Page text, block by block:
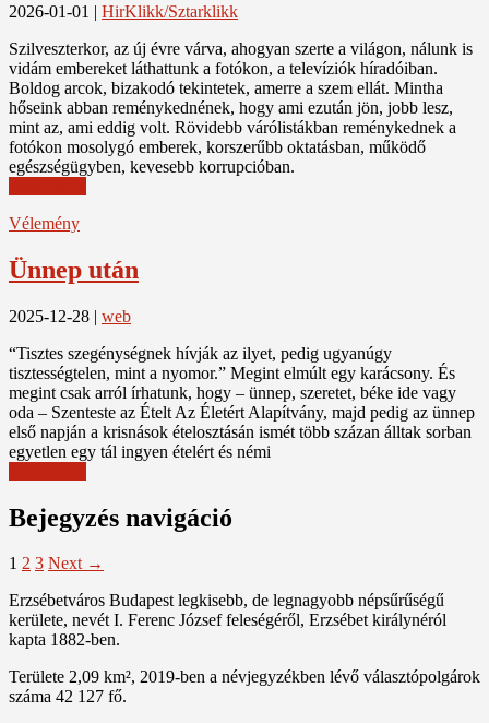
2026-01-01 | HirKlikk/Sztarklikk
Szilveszterkor, az új évre várva, ahogyan szerte a világon, nálunk is
vidám embereket láthattunk a fotókon, a televíziók híradóiban.
Boldog arcok, bizakodó tekintetek, amerre a szem ellát. Mintha
hőseink abban reménykednének, hogy ami ezután jön, jobb lesz,
mint az, ami eddig volt. Rövidebb várólistákban reménykednek a
fotókon mosolygó emberek, korszerűbb oktatásban, működő
egészségügyben, kevesebb korrupcióban.
Vélemény
Ünnep után
2025-12-28 | web
“Tisztes szegénységnek hívják az ilyet, pedig ugyanúgy
tisztességtelen, mint a nyomor.” Megint elmúlt egy karácsony. És
megint csak arról írhatunk, hogy – ünnep, szeretet, béke ide vagy
oda – Szenteste az Ételt Az Életért Alapítvány, majd pedig az ünnep
első napján a krisnások ételosztásán ismét több százan álltak sorban
egyetlen egy tál ingyen ételért és némi
Bejegyzés navigáció
1 2 3 Next →
Erzsébetváros Budapest legkisebb, de legnagyobb népsűrűségű
kerülete, nevét I. Ferenc József feleségéről, Erzsébet királynéról
kapta 1882-ben.
Területe 2,09 km², 2019-ben a névjegyzékben lévő választópolgárok
száma 42 127 fő.